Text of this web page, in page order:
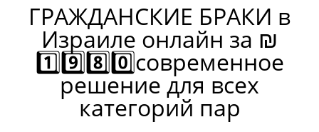
ГРАЖДАНСКИЕ БРАКИ в
Израиле онлайн за ₪
1️⃣9️⃣8️⃣0️⃣современное
решение для всех
категорий пар